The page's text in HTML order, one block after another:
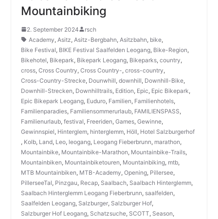
Mountainbiking
2. September 2024
rsch
Academy, Asitz, Asitz-Bergbahn, Asitzbahn, bike,
Bike Festival, BIKE Festival Saalfelden Leogang, Bike-Region,
Bikehotel, Bikepark, Bikepark Leogang, Bikeparks, country,
cross, Cross Country, Cross Country-, cross-country,
Cross-Country-Strecke, Dounwhill, downhill, Downhill-Bike,
Downhill-Strecken, Downhilltrails, Edition, Epic, Epic Bikepark,
Epic Bikepark Leogang, Euduro, Familien, Familienhotels,
Familienparadies, Familiensommerurlaub, FAMILIENSPASS,
Familienurlaub, festival, Freeriden, Games, Gewinne,
Gewinnspiel, Hinterglem, hinterglemm, Höll, Hotel Salzburgerhof
, Kolb, Land, Leo, leogang, Leogang Fieberbrunn, marathon,
Mountainbike, Mountainbike-Marathon, Mountainbike-Trails,
Mountainbiken, Mountainbiketouren, Mountainbiking, mtb,
MTB Mountainbiken, MTB-Academy, Opening, Pillersee,
PillerseeTal, Pinzgau, Recap, Saalbach, Saalbach Hinterglemm,
Saalbach Hinterglemm Leogang Fieberbrunn, saalfelden,
Saalfelden Leogang, Salzburger, Salzburger Hof,
Salzburger Hof Leogang, Schatzsuche, SCOTT, Season,